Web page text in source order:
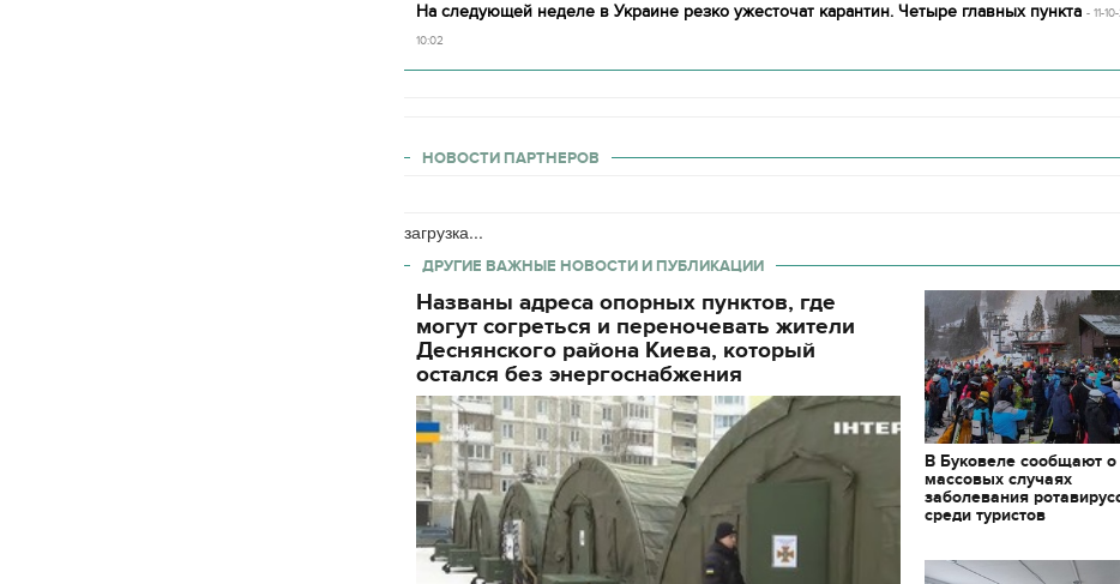
На следующей неделе в Украине резко ужесточат карантин. Четыре главных пункта - 11-
10:02
НОВОСТИ ПАРТНЕРОВ
загрузка...
ДРУГИЕ ВАЖНЫЕ НОВОСТИ И ПУБЛИКАЦИИ
Названы адреса опорных пунктов, где
могут согреться и переночевать жители
Деснянского района Киева, который
остался без энергоснабжения
В Буковеле сообщают о
массовых случаях
заболевания
среди туристов